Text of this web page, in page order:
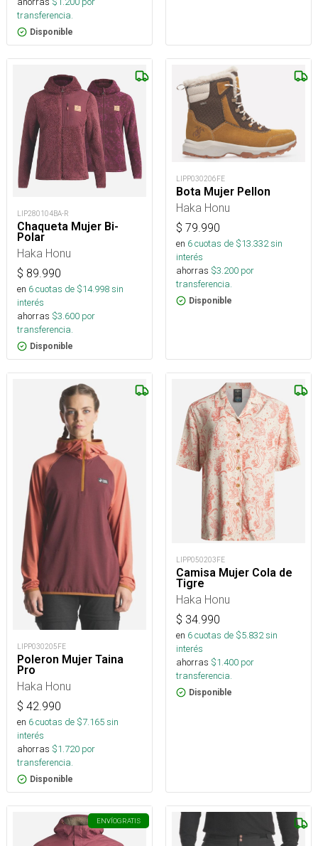
transferencia.
Disponible
LIP280104BA-R
Chaqueta Mujer Bi-
Polar
Haka Honu
$ 89.990
en 6cuotas de $14.998sin
interés
ahorras $3.600 por
transferencia.
Disponible
LIPP030206FE
Bota Mujer Pellon
Haka Honu
$ 79.990
en 6cuotas de $13.332sin
interés
ahorras $3.200 por
transferencia.
Disponible
LIPP030205FE
Poleron Mujer Taina
Pro
Haka Honu
$ 42.990
en 6cuotas de $7.165sin
interés
ahorras $1.720 por
transferencia.
Disponible
LIPP050203FE
Camisa Mujer Cola de
Tigre
Haka Honu
$ 34.990
en 6cuotas de $5.832sin
interés
ahorras $1.400 por
transferencia.
Disponible
ENVÍOGRATIS